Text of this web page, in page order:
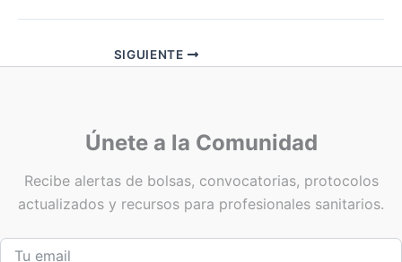
SIGUIENTE
Únete a la Comunidad
Recibe alertas de bolsas, convocatorias, protocolos
actualizados y recursos para profesionales sanitarios.